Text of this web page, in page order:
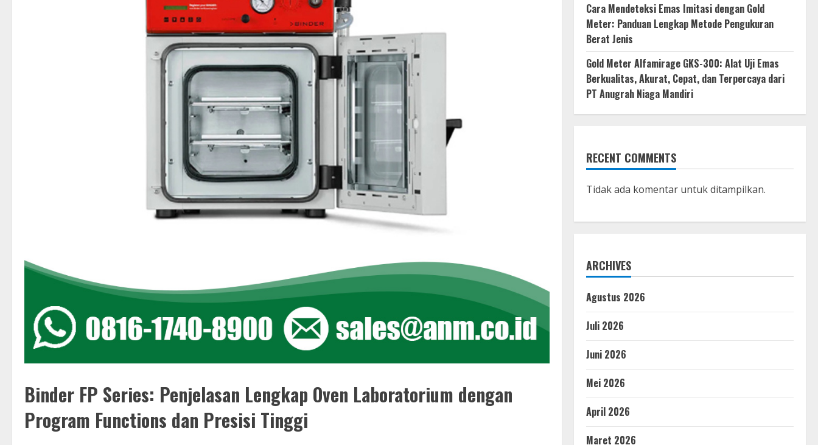
Binder FP Series: Penjelasan Lengkap Oven Laboratorium dengan
Program Functions dan Presisi Tinggi
Cara Mendeteksi Emas Imitasi dengan Gold
Meter: Panduan Lengkap Metode Pengukuran
Berat Jenis
Gold Meter Alfamirage GKS-300: Alat Uji Emas
Berkualitas, Akurat, Cepat, dan Terpercaya dari
PT Anugrah Niaga Mandiri
RECENT COMMENTS
Tidak ada komentar untuk ditampilkan.
ARCHIVES
Agustus 2026
Juli 2026
Juni 2026
Mei 2026
April 2026
Maret 2026